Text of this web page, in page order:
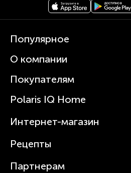
Популярное
Кофемашины
Вертикальные пылесосы
Зубные щетки и ирригаторы
Увлажнители
Посуда
О компании
О Polaris
Статьи
Покупателям
Сервисные центры
Где купить
Polaris IQ Home
Интернет-магазин
Рецепты
Партнерам